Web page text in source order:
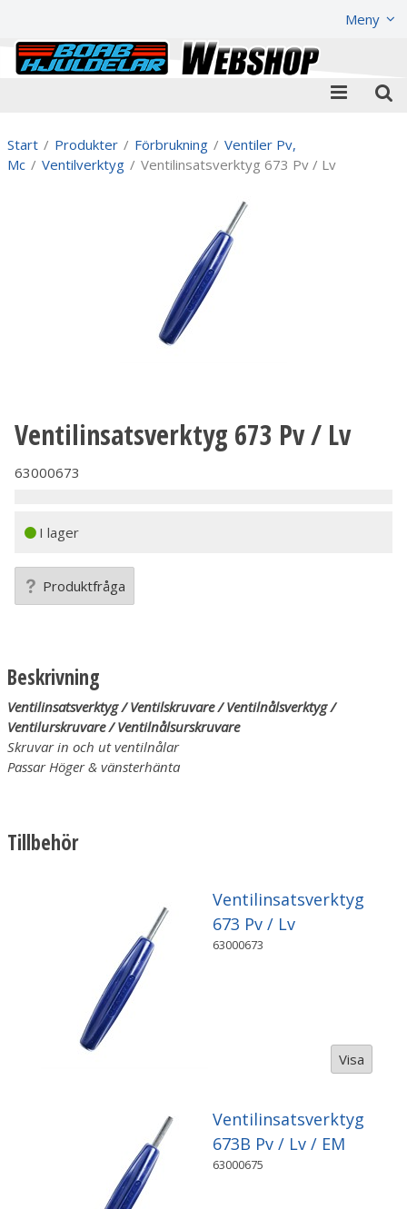
Meny
Start / Produkter / Förbrukning / Ventiler Pv,
Mc / Ventilverktyg / Ventilinsatsverktyg 673 Pv / Lv
Ventilinsatsverktyg 673 Pv / Lv
63000673
I lager
Produktfråga
Beskrivning
Ventilinsatsverktyg / Ventilskruvare / Ventilnålsverktyg /
Ventilurskruvare / Ventilnålsurskruvare
Skruvar in och ut ventilnålar
Passar Höger & vänsterhänta
Tillbehör
Ventilinsatsverktyg
673 Pv / Lv
63000673
Visa
Ventilinsatsverktyg
673B Pv / Lv / EM
63000675